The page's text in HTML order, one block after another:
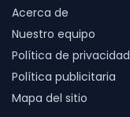
Acerca de
Nuestro equipo
Política de privacidad
Política publicitaria
Mapa del sitio